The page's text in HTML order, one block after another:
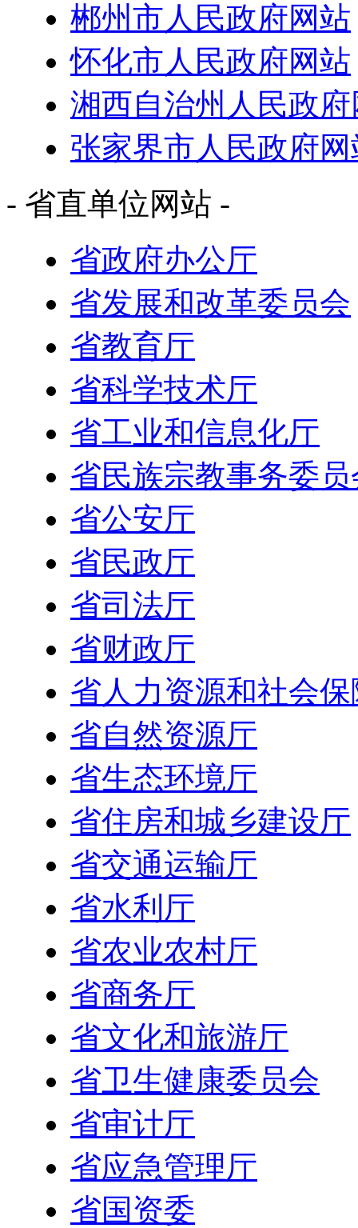
郴州市人民政府网站
怀化市人民政府网站
湘西自治州人民政
张家界市人民政府网
- 省直单位网站 -
省政府办公厅
省发展和改革委员会
省教育厅
省科学技术厅
省工业和信息化厅
省民族宗教事务委员
省公安厅
省民政厅
省司法厅
省财政厅
省人力资源和社会
省自然资源厅
省生态环境厅
省住房和城乡建设厅
省交通运输厅
省水利厅
省农业农村厅
省商务厅
省文化和旅游厅
省卫生健康委员会
省审计厅
省应急管理厅
省国资委